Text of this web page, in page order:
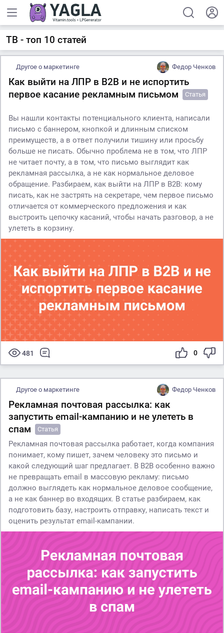
ТВ - топ 10 статей
Другое о маркетинге Федор Ченков
Как выйти на ЛПР в B2B и не испортить
первое касание рекламным письмом
Статья
Вы нашли контакты потенциального клиента, написали
письмо с баннером, кнопкой и длинным списком
преимуществ, а в ответ получили тишину или просьбу
больше не писать. Обычно проблема не в том, что ЛПР
не читает почту, а в том, что письмо выглядит как
рекламная рассылка, а не как нормальное деловое
обращение. Разбираем, как выйти на ЛПР в B2B: кому
писать, как не застрять на секретаре, чем первое письмо
отличается от коммерческого предложения и как
выстроить цепочку касаний, чтобы начать разговор, а не
улететь в корзину.
481 0
Другое о маркетинге Федор Ченков
Рекламная почтовая рассылка: как
запустить email-кампанию и не улететь в
спам
Статья
Рекламная почтовая рассылка работает, когда компания
понимает, кому пишет, зачем человеку это письмо и
какой следующий шаг предлагает. В B2B особенно важно
не превращать email в массовую рекламу: письмо
должно выглядеть как нормальное деловое сообщение,
а не как баннер во входящих. В статье разбираем, как
подготовить базу, настроить отправку, написать текст и
оценить результат email-кампании.